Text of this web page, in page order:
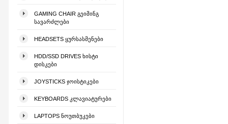
GAMING CHAIR ᲒᲔᲘᲛᲘᲜᲒ
ᲡᲐᲕᲐᲠᲫᲚᲔᲑᲘ
HEADSETS ᲧᲣᲠᲡᲐᲡᲛᲔᲜᲔᲑᲘ
HDD/SSD DRIVES ᲮᲘᲡᲢᲘ
ᲓᲘᲡᲙᲔᲑᲘ
JOYSTICKS ᲯᲝᲘᲡᲢᲘᲙᲔᲑᲘ
KEYBOARDS ᲙᲚᲐᲕᲘᲐᲢᲣᲠᲔᲑᲘ
LAPTOPS ᲜᲝᲣᲗᲑᲣᲙᲔᲑᲘ